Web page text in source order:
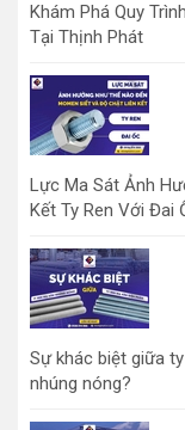
Khám Phá Quy
Tại Thịnh Phát
Lực Ma Sát Ảnh
Kết Ty Ren Với Đai
Sự khác biệt giữa
nhúng nóng?